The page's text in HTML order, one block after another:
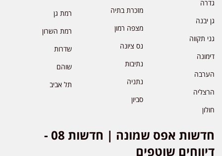
גדרה
גן יבנה
גני תקווה
דימונה
הערבה
הרצליה
חולון
מזכרת בתיה
מצפה רמון
נס ציונה
נתיבות
נתניה
סביון
רמת גן
רמת השרון
שדרות
שוהם
תל אביב
חדשות אפס שמונה | חדשות 08 -
דיווחים שוטפים